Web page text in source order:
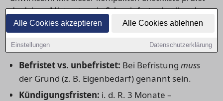
Alle Cookies akzeptieren Alle Cookies ablehnen
Einstellungen Datenschutzerklärung
du deinen Mietvertrag in Schweinfurt schnell und
sicher.
1) Mietdauer & Vertragsart
Befristet vs. unbefristet: Bei Befristung muss
der Grund (z. B. Eigenbedarf) genannt sein.
Kündigungsfristen: i. d. R. 3 Monate –